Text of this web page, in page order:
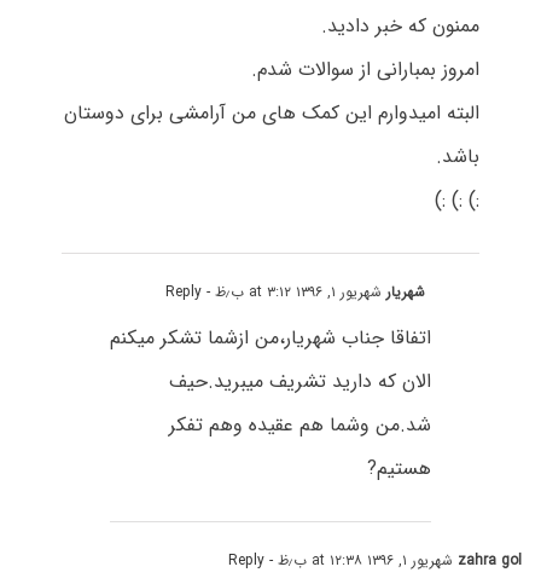
ممنون که خبر دادید.
امروز بمبارانی از سوالات شدم.
البته امیدوارم این کمک های من آرامشی برای دوستان
باشد.
:) :) :)
شهریارشهریور ۱, ۱۳۹۶ at ۳:۱۲ ب٫ظ - Reply
اتفاقا جناب شهریار،من ازشما تشکر میکنم
الان که دارید تشریف میبرید.حیف
شد.من وشما هم عقیده وهم تفکر
هستیم?
zahra gol شهریور ۱, ۱۳۹۶ at ۱۲:۳۸ ب٫ظ - Reply